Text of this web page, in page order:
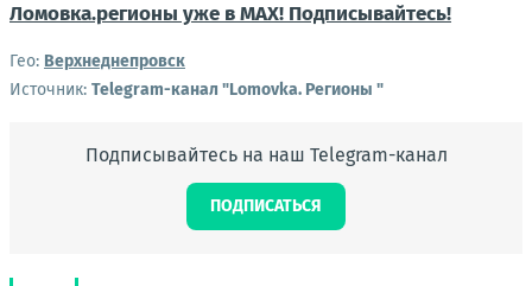
Ломовка.регионы уже в MAX! Подписывайтесь!
Гео: Верхнеднепровск
Источник: Telegram-канал "Lomovka. Регионы "
Подписывайтесь на наш Telegram-канал
ПОДПИСАТЬСЯ